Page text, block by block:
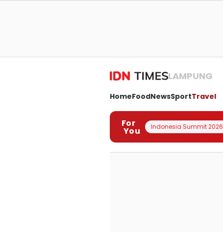
LAMPUNG
HomeFoodNewsSportTravel
For
You Indonesia Summit 2026